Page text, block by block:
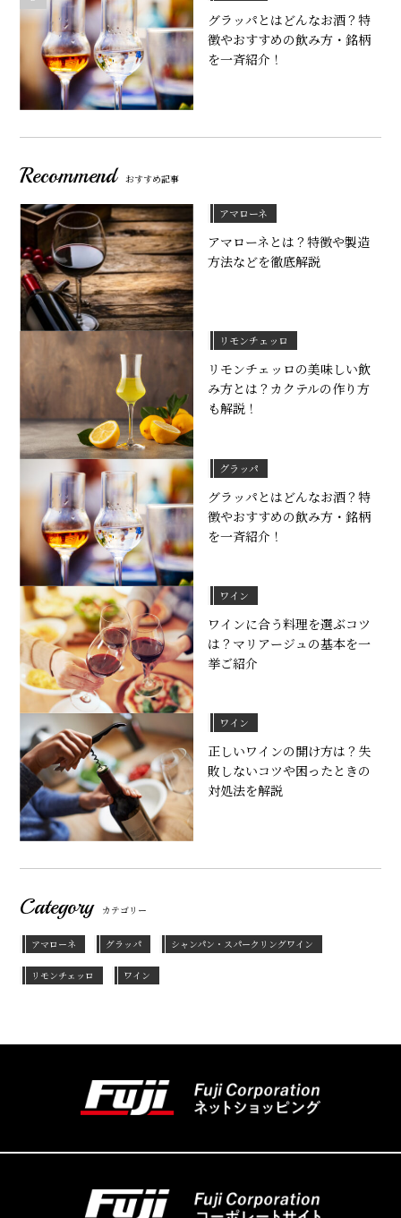
Category カテゴリー
アマローネ グラッパ シャンパン・スパークリングワイン
リモンチェッロ ワイン
グラッパとはどんなお酒？特
徴やおすすめの飲み方・銘柄
を一斉紹介！
Recommend おすすめ記事
アマローネ
アマローネとは？特徴や製造
方法などを徹底解説
リモンチェッロ
リモンチェッロの美味しい飲
み方とは？カクテルの作り方
も解説！
グラッパ
グラッパとはどんなお酒？特
徴やおすすめの飲み方・銘柄
を一斉紹介！
ワイン
ワインに合う料理を選ぶコツ
は？マリアージュの基本を一
挙ご紹介
ワイン
正しいワインの開け方は？失
敗しないコツや困ったときの
対処法を解説